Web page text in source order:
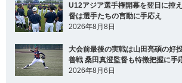
U12アジア選手権開幕を翌日に控
督は選手たちの言動に手応え
2026年8月8日
大会前最後の実戦は山田亮碩の好
善戦 桑田真澄監督も特徴把握に手
2026年8月6日